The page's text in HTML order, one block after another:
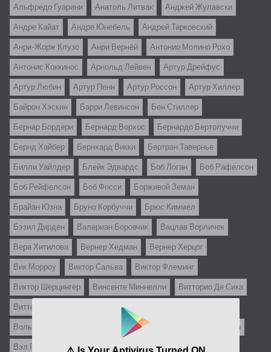
Альфредо Гуарини Анатоль Литвак Анджей Жулавски
Андре Кайат Андре Юнебель Андрей Тарковский
Анри-Жорж Клузо Анри Вернёй Антонио Молино Рохо
Антонис Коккинос Арнольд Лейвен Артур Дрейфус
Артур Любин Артур Пенн Артур Россон Артур Хиллер
Байрон Хэскин Барри Левинсон Бен Стиллер
Бернар Бордери Бернард Ворхос Бернардо Бертолуччи
Бернд Хайбер Бернхард Викки Бертран Тавернье
Билли Уайлдер Блейк Эдвардс Боб Логан Боб Рафелсон
Боб Рейфелсон Боб Фосси Борживой Земан
Брайан Юзна Бруно Корбуччи Брюс Киммел
Бэзил Дирден Валериан Боровчик Вацлав Ворличек
Вера Хитилова Вернер Хедман Вернер Херцог
Вик Морроу Виктор Сальва Виктор Флеминг
Виктор Шерцингер Винсенте Миннелли Витторио Де Сика
Витторио Де Систи Владимир Тадей
Вольфганг Либенайнер Вольфганг Штаудте Вуди Аллен
Вэл Гест Гай Хэмилтон Гарри Кюмель Генри Каплан